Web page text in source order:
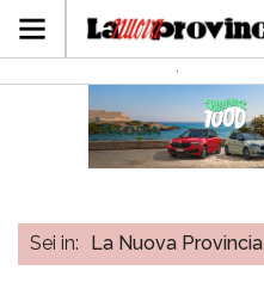
Sei in: La Nuova Provincia